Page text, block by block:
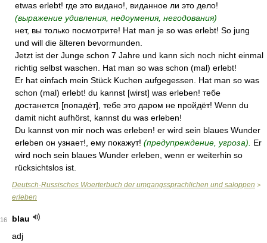
etwas erlebt! где это видано!, виданное ли это дело!
(выражение удивления, недоумения, негодования)
нет, вы только посмотрите! Hat man je so was erlebt! So jung
und will die älteren bevormunden.
Jetzt ist der Junge schon 7 Jahre und kann sich noch nicht einmal
richtig selbst waschen. Hat man so was schon (mal) erlebt!
Er hat einfach mein Stück Kuchen aufgegessen. Hat man so was
schon (mal) erlebt! du kannst [wirst] was erleben! тебе
достанется [попадёт], тебе это даром не пройдёт! Wenn du
damit nicht aufhörst, kannst du was erleben!
Du kannst von mir noch was erleben! er wird sein blaues Wunder
erleben он узнает!, ему покажут! (предупреждение, угроза).
Er
wird noch sein blaues Wunder erleben, wenn er weiterhin so
rücksichtslos ist.
Deutsch-Russisches Woerterbuch der umgangssprachlichen und saloppen >
erleben
16
blau
adj